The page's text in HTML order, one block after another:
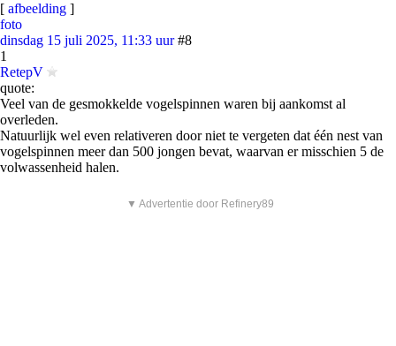
[ afbeelding ]
foto
dinsdag 15 juli 2025, 11:33 uur #8
1
RetepV
quote:
Veel van de gesmokkelde vogelspinnen waren bij aankomst al
overleden.
Natuurlijk wel even relativeren door niet te vergeten dat één nest van
vogelspinnen meer dan 500 jongen bevat, waarvan er misschien 5 de
volwassenheid halen.
▼ Advertentie door Refinery89